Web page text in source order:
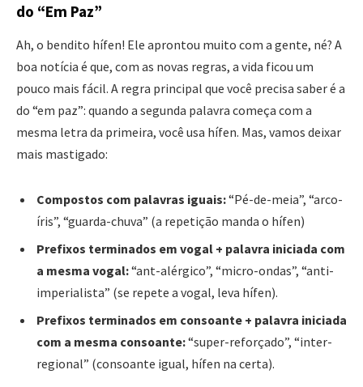
do “Em Paz”
Ah, o bendito hífen! Ele aprontou muito com a gente, né? A
boa notícia é que, com as novas regras, a vida ficou um
pouco mais fácil. A regra principal que você precisa saber é a
do “em paz”: quando a segunda palavra começa com a
mesma letra da primeira, você usa hífen. Mas, vamos deixar
mais mastigado:
Compostos com palavras iguais:“Pé-de-meia”, “arco-
íris”, “guarda-chuva” (a repetição manda o hífen)
Prefixos terminados em vogal + palavra iniciada com
a mesma vogal:“ant-alérgico”, “micro-ondas”, “anti-
imperialista” (se repete a vogal, leva hífen).
Prefixos terminados em consoante + palavra iniciada
com a mesma consoante:“super-reforçado”, “inter-
regional” (consoante igual, hífen na certa).